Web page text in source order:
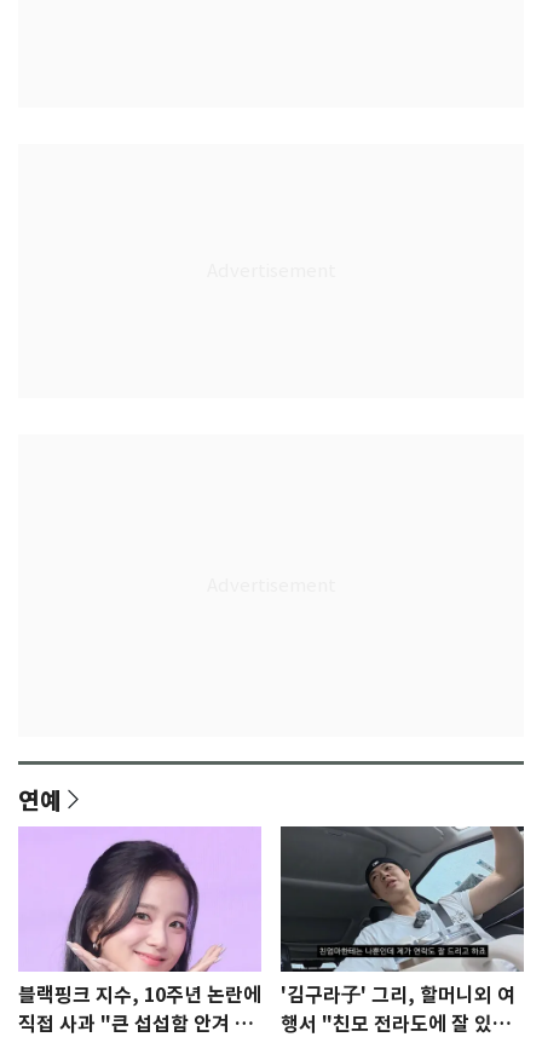
연예
블랙핑크 지수, 10주년 논란에
직접 사과 "큰 섭섭함 안겨 미
'김구라子' 그리, 할머니외 여
행서 "친모 전라도에 잘 있